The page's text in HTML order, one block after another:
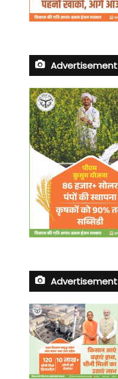
Advertisement
Advertisement